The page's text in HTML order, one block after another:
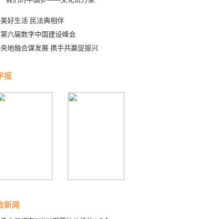
美好生活 民法典相伴
第六届数字中国建设峰会
央地融合谋发展 携手共赢促振兴
报
新闻